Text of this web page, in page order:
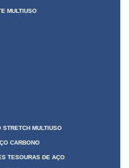
MULTIUSO
STRETCH MULTIUSO
CARBONO
TESOURAS DE AÇO